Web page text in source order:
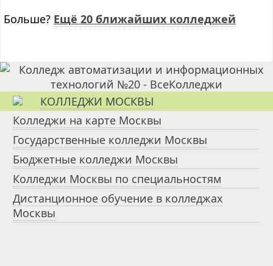
Больше? Ещё 20 ближайших колледжей
КОЛЛЕДЖИ МОСКВЫ
Колледжи на карте Москвы
Государственные колледжи Москвы
Бюджетные колледжи Москвы
Колледжи Москвы по специальностям
Дистанционное обучение в колледжах
Москвы